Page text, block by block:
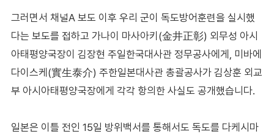
그러면서 채널A 보도 이후 우리 군이 독도방어훈련을 실시했
다는 보도를 접하고 가나이 마사아키(金井正彰) 외무성 아시
아태평양국장이 김장현 주일한국대사관 정무공사에게, 미바에
다이스케(實生泰介) 주한일본대사관 총괄공사가 김상훈 외교
부 아시아태평양국장에게 각각 항의한 사실도 공개했습니다.
일본은 이틀 전인 15일 방위백서를 통해서도 독도를 다케시마